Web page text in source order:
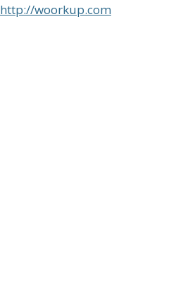
http://woorkup.com